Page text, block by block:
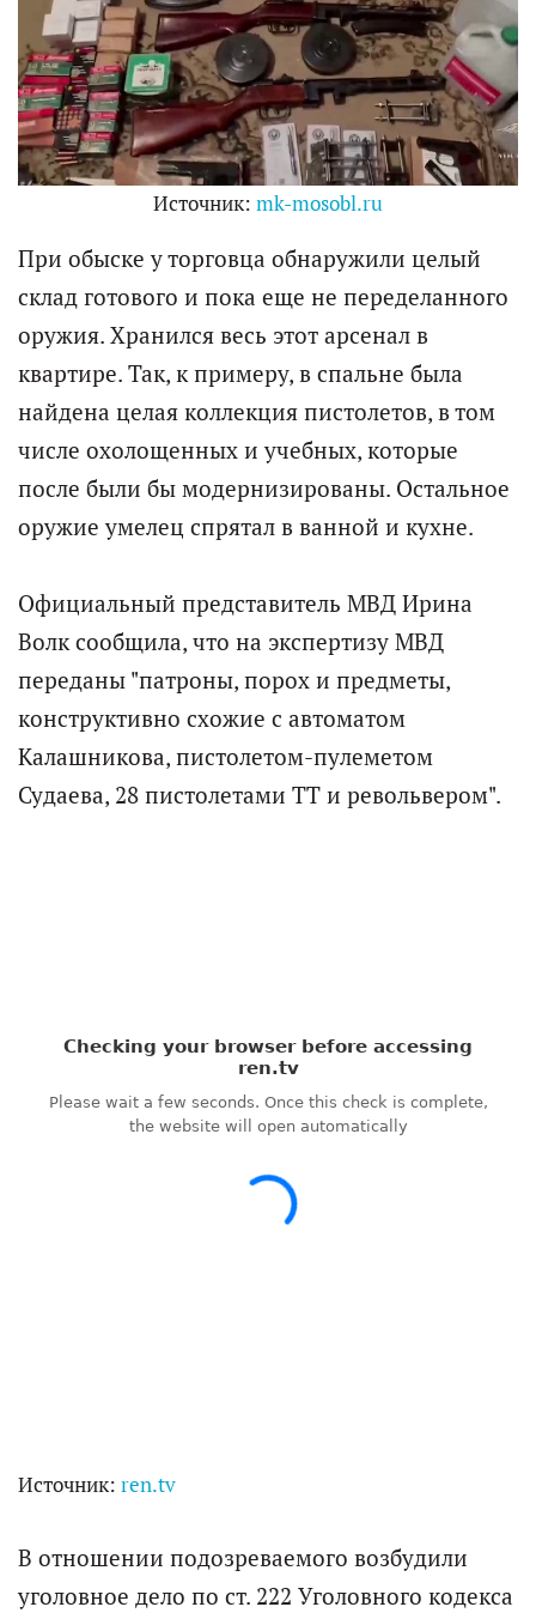
Источник: mk-mosobl.ru
При обыске у торговца обнаружили целый
склад готового и пока еще не переделанного
оружия. Хранился весь этот арсенал в
квартире. Так, к примеру, в спальне была
найдена целая коллекция пистолетов, в том
числе охолощенных и учебных, которые
после были бы модернизированы. Остальное
оружие умелец спрятал в ванной и кухне.
Официальный представитель МВД Ирина
Волк сообщила, что на экспертизу МВД
переданы "патроны, порох и предметы,
конструктивно схожие с автоматом
Калашникова, пистолетом-пулеметом
Судаева, 28 пистолетами ТТ и револьвером".
Источник: ren.tv
В отношении подозреваемого возбудили
уголовное дело по ст. 222 Уголовного кодекса